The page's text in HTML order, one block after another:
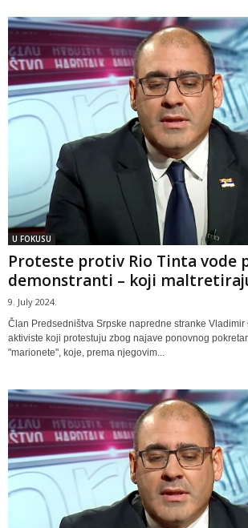
U FOKUSU
Proteste protiv Rio Tinta vode
demonstranti – koji
9. July 2024.
Član Predsedništva Srpske napredne stranke
aktiviste koji protestuju zbog najave ponovnog
"marionete", koje, prema njegovim...